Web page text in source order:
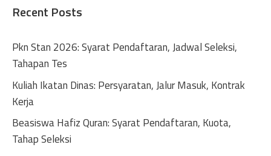
Recent Posts
Pkn Stan 2026: Syarat Pendaftaran, Jadwal Seleksi,
Tahapan Tes
Kuliah Ikatan Dinas: Persyaratan, Jalur Masuk, Kontrak
Kerja
Beasiswa Hafiz Quran: Syarat Pendaftaran, Kuota,
Tahap Seleksi